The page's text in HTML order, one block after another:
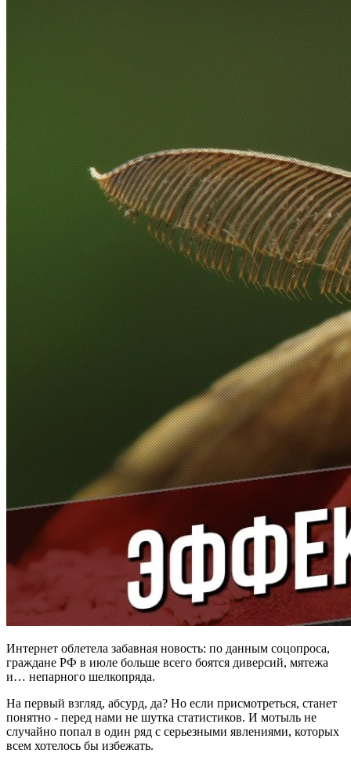
Интернет облетела забавная новость: по данным соцопроса,
граждане РФ в июле больше всего боятся диверсий, мятежа
и… непарного шелкопряда.
На первый взгляд, абсурд, да? Но если присмотреться, станет
понятно - перед нами не шутка статистиков. И мотыль не
случайно попал в один ряд с серьезными явлениями, которых
всем хотелось бы избежать.